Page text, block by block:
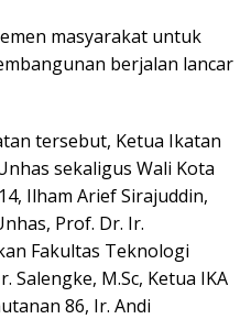
masyarakat untuk
berjalan lancar
tersebut, Ketua Ikatan
sekaligus Wali Kota
Ilham Arief Sirajuddin,
Prof. Dr. Ir.
Fakultas Teknologi
Salengke, M.Sc, Ketua IKA
86, Ir. Andi